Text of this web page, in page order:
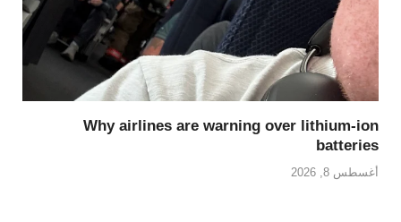
Why airlines are warning over lithium-ion
batteries
أغسطس 8, 2026